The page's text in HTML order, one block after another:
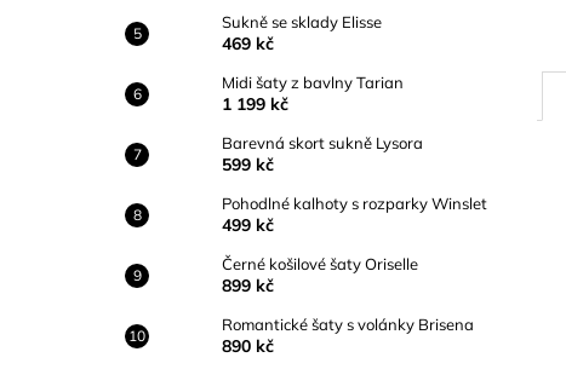
Sukně se sklady Elisse
469 kč
Midi šaty z bavlny Tarian
1 199 kč
Barevná skort sukně Lysora
599 kč
Pohodlné kalhoty s rozparky Winslet
499 kč
Černé košilové šaty Oriselle
899 kč
Romantické šaty s volánky Brisena
890 kč